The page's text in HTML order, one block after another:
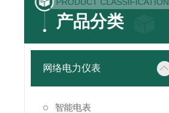
产品分类
网络电力仪表
智能电表